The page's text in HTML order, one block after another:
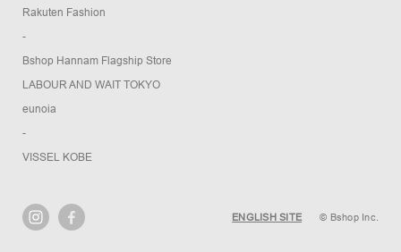
Rakuten Fashion
-
Bshop Hannam Flagship Store
LABOUR AND WAIT TOKYO
eunoia
-
VISSEL KOBE
ENGLISH SITE © Bshop Inc.